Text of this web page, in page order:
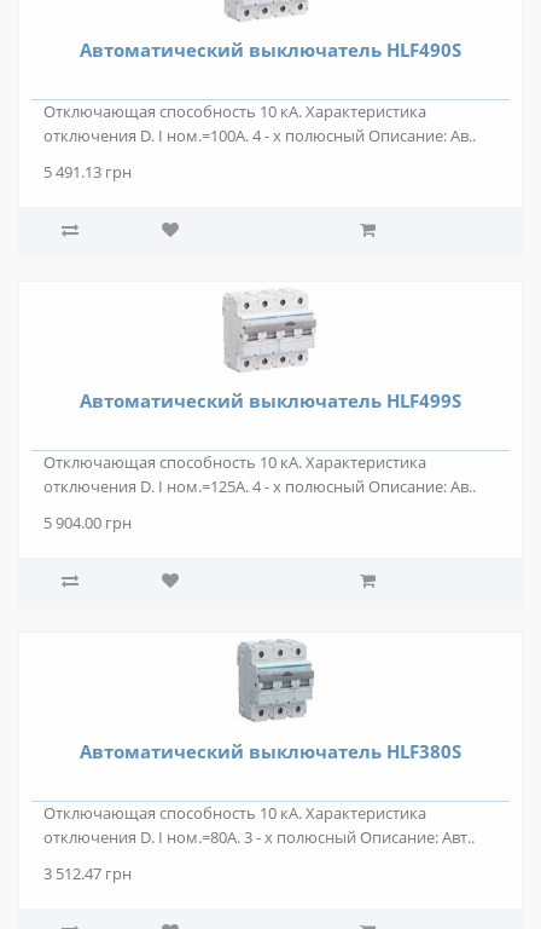
Автоматический выключатель HLF490S
Отключающая способность 10 кА. Характеристика
отключения D. I ном.=100А. 4 - х полюсный Описание: Ав..
5 491.13 грн
Автоматический выключатель HLF499S
Отключающая способность 10 кА. Характеристика
отключения D. I ном.=125А. 4 - х полюсный Описание: Ав..
5 904.00 грн
Автоматический выключатель HLF380S
Отключающая способность 10 кА. Характеристика
отключения D. I ном.=80А. 3 - х полюсный Описание: Авт..
3 512.47 грн